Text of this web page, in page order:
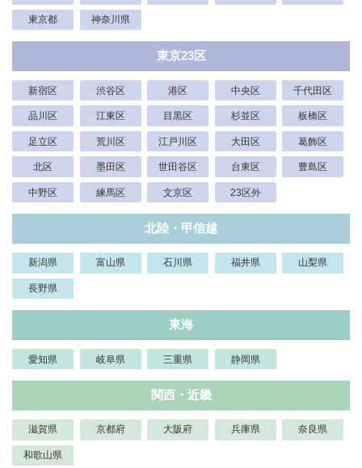
東京都 神奈川県
東京23区
新宿区 渋谷区 港区 中央区 千代田区
品川区 江東区 目黒区 杉並区 板橋区
足立区 荒川区 江戸川区 大田区 葛飾区
北区 墨田区 世田谷区 台東区 豊島区
中野区 練馬区 文京区 23区外
北陸・甲信越
新潟県 富山県 石川県 福井県 山梨県
長野県
東海
愛知県 岐阜県 三重県 静岡県
関西・近畿
滋賀県 京都府 大阪府 兵庫県 奈良県
和歌山県